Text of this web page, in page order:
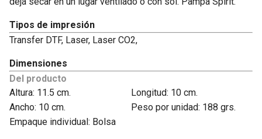
Tipos de impresión
Transfer DTF, Laser, Laser CO2,
Dimensiones
Del producto
Altura: 11.5 cm.
Longitud: 10 cm.
Ancho: 10 cm.
Peso por unidad: 188 grs.
Empaque individual: Bolsa